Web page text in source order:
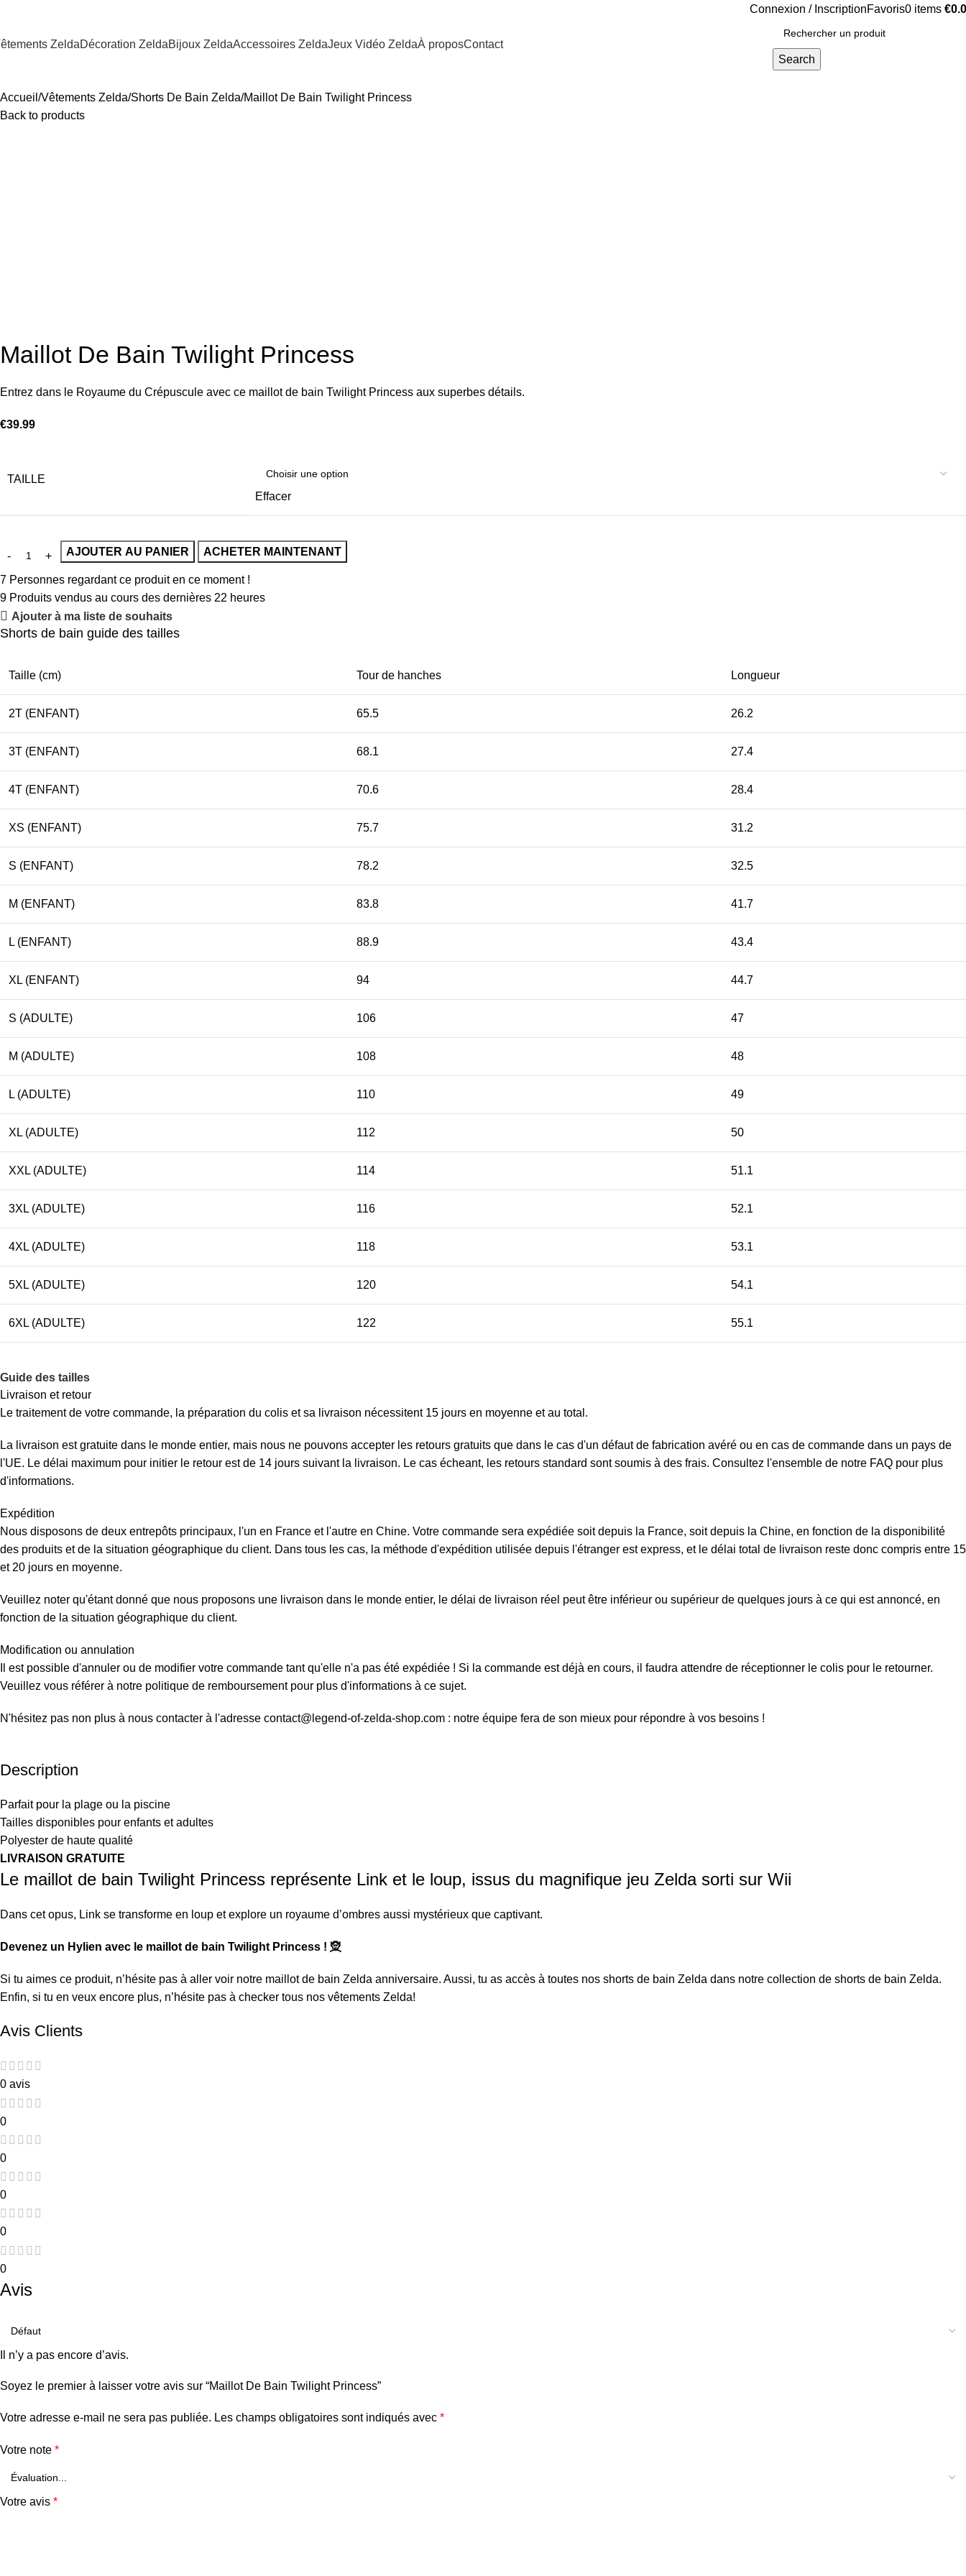
Connexion / InscriptionFavoris0 items €
ZeldaDécoration ZeldaBijoux ZeldaAccessoires ZeldaJeux Vidéo ZeldaÀ proposContact
Search
Accueil Vêtements Zelda Shorts De Bain Zelda Maillot De Bain Twilight Princess
Back to products
Maillot De Bain Twilight Princess
Entrez dans le Royaume du Crépuscule avec ce maillot de bain Twilight Princess aux superbes détails.
€39.99
TAILLE
Effacer
AJOUTER AU PANIER ACHETER MAINTENANT
7 Personnes regardant ce produit en ce moment !
9 Produits vendus au cours des dernières 22 heures
Ajouter à ma liste de souhaits
Shorts de bain guide des tailles
Taille (cm) Tour de hanches Longueur
2T (ENFANT) 65.5 26.2
3T (ENFANT) 68.1 27.4
4T (ENFANT) 70.6 28.4
XS (ENFANT) 75.7 31.2
S (ENFANT) 78.2 32.5
M (ENFANT) 83.8 41.7
L (ENFANT) 88.9 43.4
XL (ENFANT) 94 44.7
S (ADULTE) 106 47
M (ADULTE) 108 48
L (ADULTE) 110 49
XL (ADULTE) 112 50
XXL (ADULTE) 114 51.1
3XL (ADULTE) 116 52.1
4XL (ADULTE) 118 53.1
5XL (ADULTE) 120 54.1
6XL (ADULTE) 122 55.1
Guide des tailles
Livraison et retour
Le traitement de votre commande, la préparation du colis et sa livraison nécessitent 15 jours en moyenne et au total.
La livraison est gratuite dans le monde entier, mais nous ne pouvons accepter les retours gratuits que dans le cas d'un défaut de fabrication avéré ou en cas de commande dans un pays de
l'UE. Le délai maximum pour initier le retour est de 14 jours suivant la livraison. Le cas écheant, les retours standard sont soumis à des frais. Consultez l'ensemble de notre FAQ pour plus
d'informations.
Expédition
Nous disposons de deux entrepôts principaux, l'un en France et l'autre en Chine. Votre commande sera expédiée soit depuis la France, soit depuis la Chine, en fonction de la disponibilité
des produits et de la situation géographique du client. Dans tous les cas, la méthode d'expédition utilisée depuis l'étranger est express, et le délai total de livraison reste donc compris entre 15
et 20 jours en moyenne.
Veuillez noter qu'étant donné que nous proposons une livraison dans le monde entier, le délai de livraison réel peut être inférieur ou supérieur de quelques jours à ce qui est annoncé, en
fonction de la situation géographique du client.
Modification ou annulation
Il est possible d'annuler ou de modifier votre commande tant qu'elle n'a pas été expédiée ! Si la commande est déjà en cours, il faudra attendre de réceptionner le colis pour le retourner.
Veuillez vous référer à notre politique de remboursement pour plus d'informations à ce sujet.
N'hésitez pas non plus à nous contacter à l'adresse contact@legend-of-zelda-shop.com : notre équipe fera de son mieux pour répondre à vos besoins !
Description
Parfait pour la plage ou la piscine
Tailles disponibles pour enfants et adultes
Polyester de haute qualité
LIVRAISON GRATUITE
Le maillot de bain Twilight Princess représente Link et le loup, issus du magnifique jeu Zelda sorti sur Wii
Dans cet opus, Link se transforme en loup et explore un royaume d’ombres aussi mystérieux que captivant.
Devenez un Hylien avec le maillot de bain Twilight Princess ! 🧝
Si tu aimes ce produit, n’hésite pas à aller voir notre maillot de bain Zelda anniversaire. Aussi, tu as accès à toutes nos shorts de bain Zelda dans notre collection de shorts de bain Zelda.
Enfin, si tu en veux encore plus, n’hésite pas à checker tous nos vêtements Zelda!
Avis Clients
0 avis
0
0
0
0
0
Avis
Il n’y a pas encore d’avis.
Soyez le premier à laisser votre avis sur “Maillot De Bain Twilight Princess”
Votre adresse e-mail ne sera pas publiée. Les champs obligatoires sont indiqués avec *
Votre note *
Votre avis *